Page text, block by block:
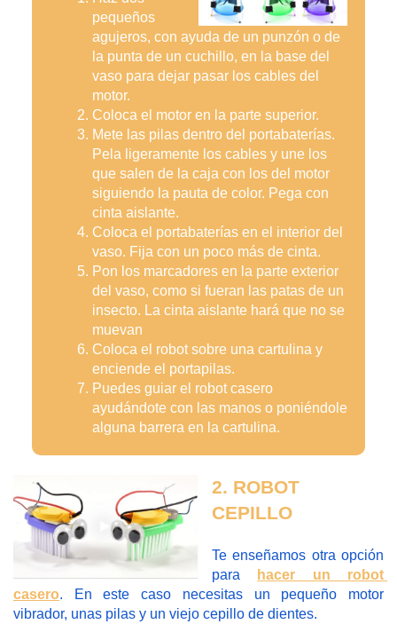
pequeños
agujeros, con ayuda de un punzón o de
la punta de un cuchillo, en la base del
vaso para dejar pasar los cables del
motor.
Coloca el motor en la parte superior.
Mete las pilas dentro del portabaterías.
Pela ligeramente los cables y une los
que salen de la caja con los del motor
siguiendo la pauta de color. Pega con
cinta aislante.
Coloca el portabaterías en el interior del
vaso. Fija con un poco más de cinta.
Pon los marcadores en la parte exterior
del vaso, como si fueran las patas de un
insecto. La cinta aislante hará que no se
muevan
Coloca el robot sobre una cartulina y
enciende el portapilas.
Puedes guiar el robot casero
ayudándote con las manos o poniéndole
alguna barrera en la cartulina.
2. ROBOT
CEPILLO
Te enseñamos otra opción
para
hacer un robot
casero. En este caso necesitas un pequeño motor
vibrador, unas pilas y un viejo cepillo de dientes.